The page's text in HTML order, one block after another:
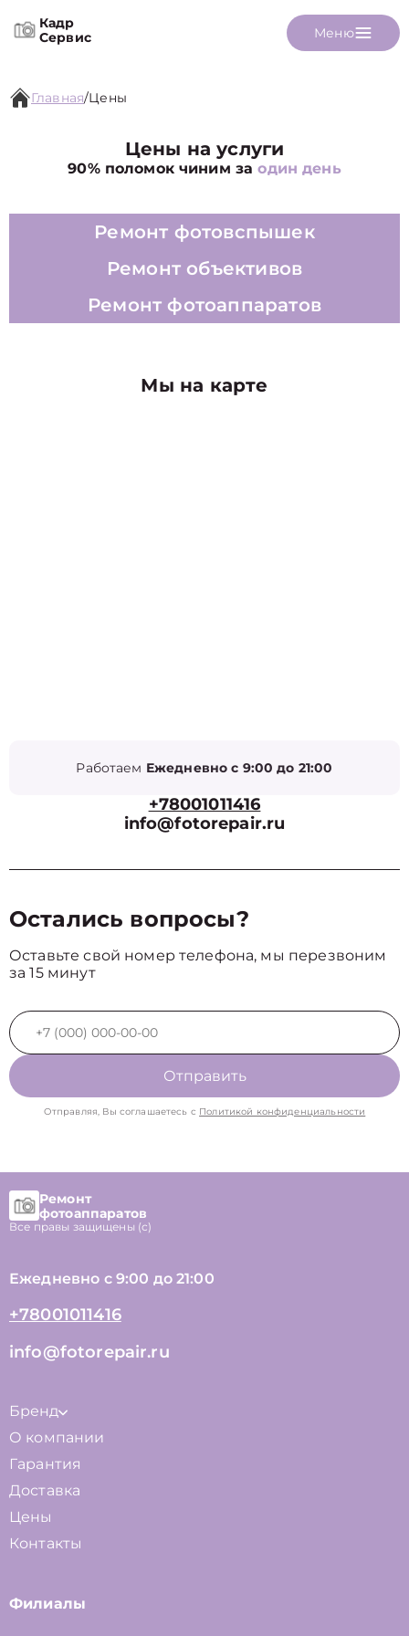
Кадр
Сервис
Меню
Главная/Цены
Цены на услуги
90% поломок чиним заодин день
Ремонт фотовспышек
Ремонт объективов
Ремонт фотоаппаратов
Мы на карте
Работаем Ежедневно с 9:00 до 21:00
+78001011416
info@fotorepair.ru
Остались вопросы?
Оставьте свой номер телефона, мы перезвоним
за 15 минут
Отправить
Отправляя, Вы соглашаетесь с Политикой конфиденциальности
Ремонт
фотоаппаратов
Все правы защищены (с)
Ежедневно с 9:00 до 21:00
+78001011416
info@fotorepair.ru
Бренд
О компании
Гарантия
Доставка
Цены
Контакты
Филиалы